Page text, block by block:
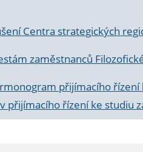
Centra strategických
zaměstnanců
přijímacího
přijímacího řízení ke studiu